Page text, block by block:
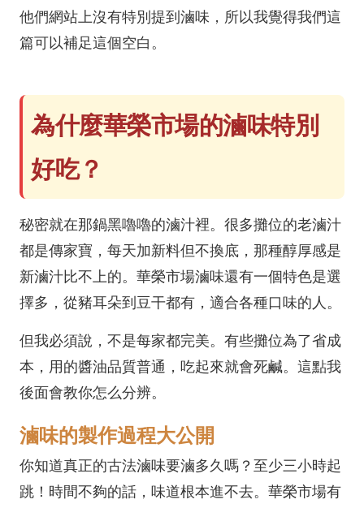
他們網站上沒有特別提到滷味，所以我覺得我們這
篇可以補足這個空白。
為什麼華榮市場的滷味特別
好吃？
秘密就在那鍋黑嚕嚕的滷汁裡。很多攤位的老滷汁
都是傳家寶，每天加新料但不換底，那種醇厚感是
新滷汁比不上的。華榮市場滷味還有一個特色是選
擇多，從豬耳朵到豆干都有，適合各種口味的人。
但我必須說，不是每家都完美。有些攤位為了省成
本，用的醬油品質普通，吃起來就會死鹹。這點我
後面會教你怎么分辨。
滷味的製作過程大公開
你知道真正的古法滷味要滷多久嗎？至少三小時起
跳！時間不夠的話，味道根本進不去。華榮市場有